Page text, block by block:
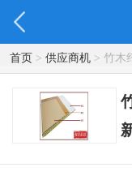
首页> 供应商机> 竹木
墙板